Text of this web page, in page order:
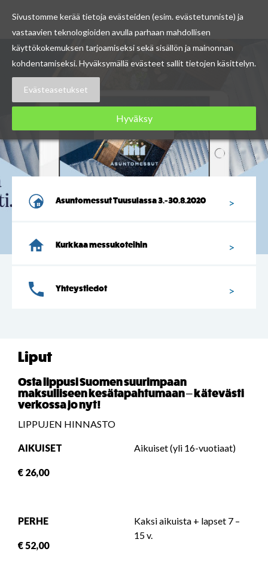
Skip
Katso lisää
Asuntomessut Tuusulassa 3.-30.8.2020
Kurkkaa messukoteihin
Yhteystiedot
Liput
Osta lippusi Suomen suurimpaan
maksulliseen kesätapahtumaan – kätevästi
verkossa jo nyt!
LIPPUJEN HINNASTO
AIKUISET
€ 26,00
Aikuiset (yli 16-vuotiaat)
PERHE
€ 52,00
Kaksi aikuista + lapset 7 –
15 v.
Sivustomme kerää tietoja evästeiden (esim. evästetunniste) ja
vastaavien teknologioiden avulla parhaan mahdollisen
käyttökokemuksen tarjoamiseksi sekä sisällön ja mainonnan
kohdentamiseksi. Hyväksymällä evästeet sallit tietojen käsittelyn.
Evästeasetukset
Hyväksy